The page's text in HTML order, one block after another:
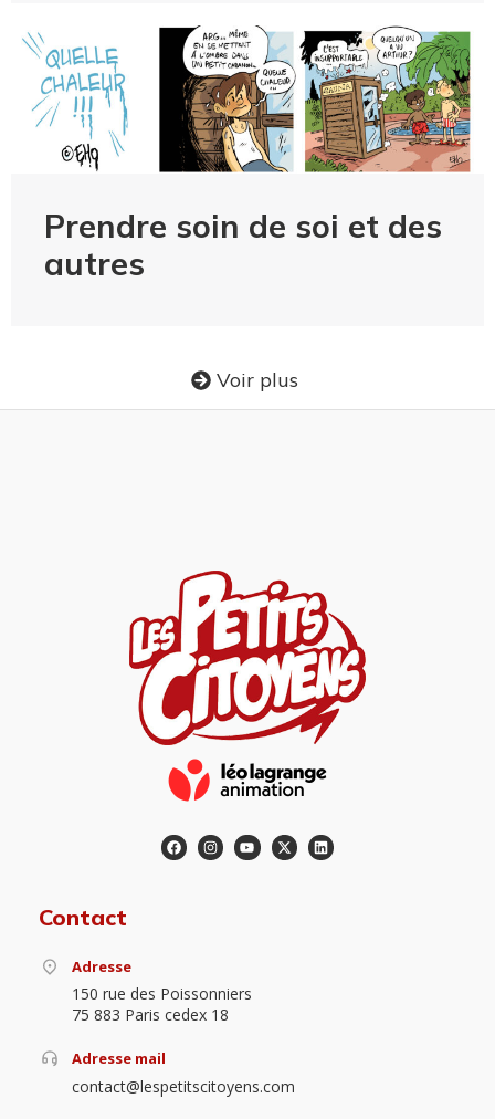
Prendre soin de soi et des
autres
Voir plus
Contact
Adresse
150 rue des Poissonniers
75 883 Paris cedex 18
Adresse mail
contact@lespetitscitoyens.com